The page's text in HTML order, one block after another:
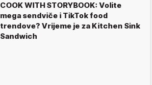
COOK WITH STORYBOOK: Volite
mega sendviče i TikTok food
trendove? Vrijeme je za Kitchen Sink
Sandwich